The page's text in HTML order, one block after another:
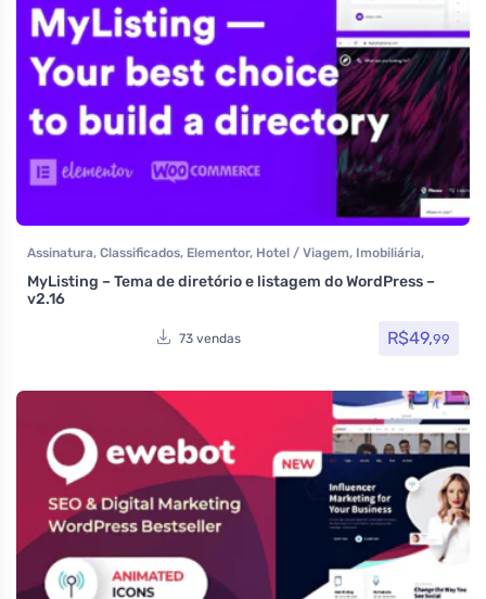
Assinatura, Classificados, Elementor, Hotel / Viagem, Imobiliária,
Listagens e diretórios , Multiuso, Reservas e Aluguel Temas,
Themeforest
Venda de carros
MyListing – Tema de diretório e listagem do WordPress –
v2.16
73 vendas R$49,99